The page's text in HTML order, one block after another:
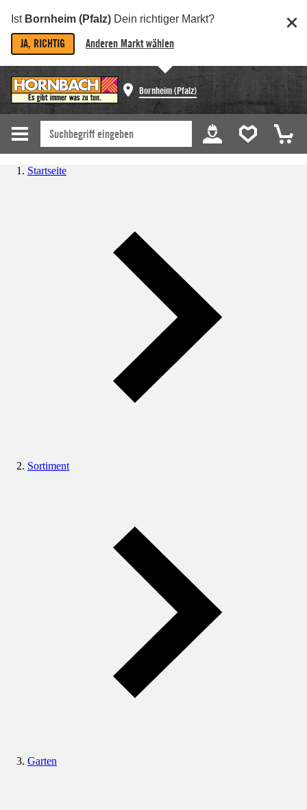
Ist Bornheim (Pfalz) Dein richtiger Markt?
JA, RICHTIG Anderen Markt wählen
Bornheim (Pfalz)
Startseite
Sortiment
Garten